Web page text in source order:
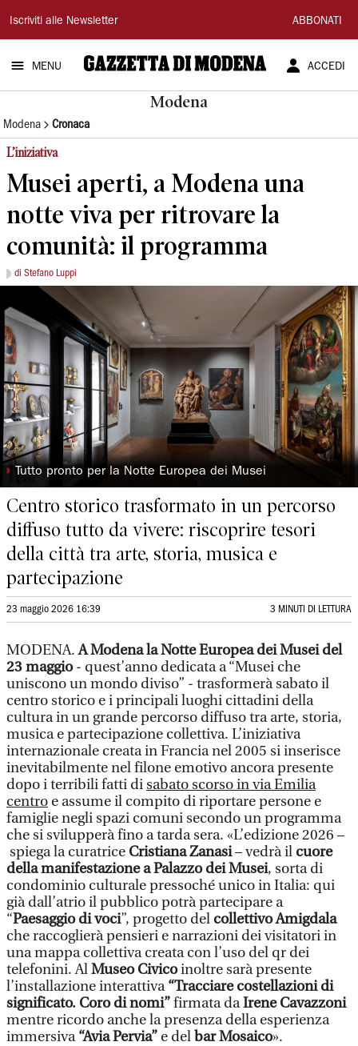
Gazzetta
di
Modena
Iscriviti alle Newsletter ABBONATI
MENU ACCEDI
Modena
Modena Cronaca
L’iniziativa
Musei aperti, a Modena una
notte viva per ritrovare la
comunità: il programma
di Stefano Luppi
◗ Tutto pronto per la Notte Europea dei Musei
Centro storico trasformato in un percorso
diffuso tutto da vivere: riscoprire tesori
della città tra arte, storia, musica e
partecipazione
23 maggio 2026 16:39 3 MINUTI DI LETTURA
MODENA.A Modena la Notte Europea dei Musei del
23 maggio- quest’anno dedicata a “Musei che
uniscono un mondo diviso” - trasformerà sabato il
centro storico e i principali luoghi cittadini della
cultura in un grande percorso diffuso tra arte, storia,
musica e partecipazione collettiva. L’iniziativa
internazionale creata in Francia nel 2005 si inserisce
inevitabilmente nel filone emotivo ancora presente
dopo i terribili fatti disabato scorso in via Emilia
centro e assume il compito di riportare persone e
famiglie negli spazi comuni secondo un programma
che si svilupperà fino a tarda sera. «L’edizione 2026 –
spiega la curatrice Cristiana Zanasi– vedrà il cuore
della manifestazione a Palazzo dei Musei, sorta di
condominio culturale pressoché unico in Italia: qui
già dall’atrio il pubblico potrà partecipare a
“Paesaggio di voci”, progetto del collettivo Amigdala
che raccoglierà pensieri e narrazioni dei visitatori in
una mappa collettiva creata con l’uso del qr dei
telefonini. AlMuseo Civicoinoltre sarà presente
l’installazione interattiva“Tracciare costellazioni di
significato. Coro di nomi”firmata daIrene Cavazzoni
mentre ricordo anche la presenza della esperienza
immersiva“Avia Pervia” e del bar Mosaico».